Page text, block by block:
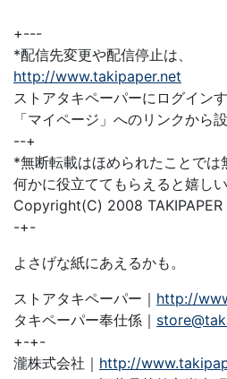
+---
*配信先変更や配信停止は、
http://www.takipaper.net
ストアタキペーパーにログイン
「マイページ」へのリンクから
--+
*無断転載はほめられたことでは
何かに役立ててもらえると嬉し
Copyright(C) 2008 TAKIPAPER
-+-
よさげな紙にあえるかも。
ストアタキペーパー｜ http://
タキペーパー奉仕係｜
+-+-
瀧株式会社｜ http://